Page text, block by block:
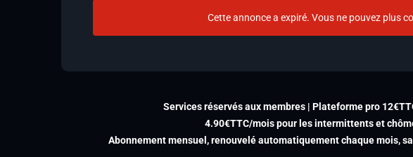
Cette annonce a expiré. Vous ne pouvez plus
Services réservés aux membres | Plateforme pro
4.90€TTC/mois pour les intermittents et
Abonnement mensuel, renouvelé automatiquement chaque mois,